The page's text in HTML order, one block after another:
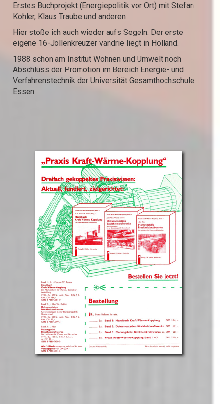
Erstes Buchprojekt (Energiepolitik vor Ort) mit Stefan
Kohler, Klaus Traube und anderen
Hier stoße ich auch wieder aufs Segeln. Der erste
eigene 16-Jollenkreuzer vandrie liegt in Holland.
1988 schon am Institut Wohnen und Umwelt noch
Abschluss der Promotion im Bereich Energie- und
Verfahrenstechnik der Universität Gesamthochschule
Essen